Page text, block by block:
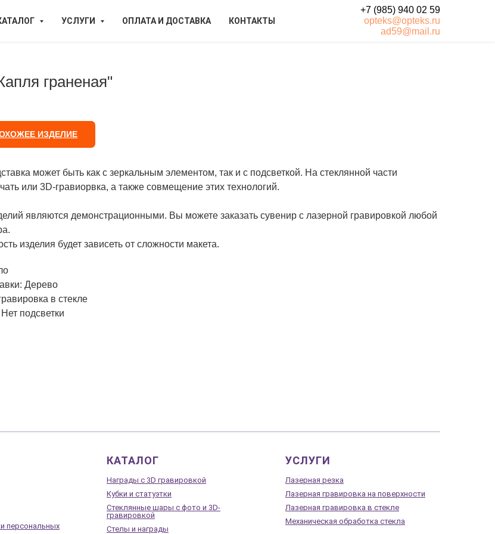
УСЛУГИ ОПЛАТА И ДОСТАВКА КОНТАКТЫ
+7 (985) 940 02 59
opteks@opteks.ru
ad59@mail.ru
граненая"
ИЗДЕЛИЕ
может быть как с зеркальным элементом, так и с подсветкой. На стеклянной части
или 3D-гравиорвка, а также совмещение этих технологий.
являются демонстрационными. Вы можете заказать сувенир с лазерной гравировкой любой
изделия будет зависеть от сложности макета.
Дерево
в стекле
подсветки
персональных
КАТАЛОГ
Награды с 3D гравировкой
Кубки и статуэтки
Стеклянные шары с фото и 3D-
гравировкой
Стелы и награды
УСЛУГИ
Лазерная резка
Лазерная гравировка на поверхности
Лазерная гравировка в стекле
Механическая обработка стекла